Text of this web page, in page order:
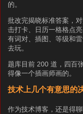
的。
批改完揭晓标准答案，
击打卡、日历一格格点
有词对、插图、等级和
去玩。
题库目前 200 道，四百
得像一个插画师画的。
技术上几个有意思的
作为技术博客，还是得